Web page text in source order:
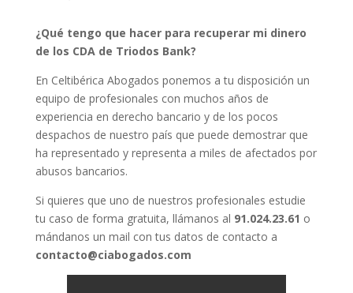
¿Qué tengo que hacer para recuperar mi dinero
de los CDA de Triodos Bank?
En Celtibérica Abogados ponemos a tu disposición un
equipo de profesionales con muchos años de
experiencia en derecho bancario y de los pocos
despachos de nuestro país que puede demostrar que
ha representado y representa a miles de afectados por
abusos bancarios.
Si quieres que uno de nuestros profesionales estudie
tu caso de forma gratuita, llámanos al 91.024.23.61 o
mándanos un mail con tus datos de contacto a
contacto@ciabogados.com